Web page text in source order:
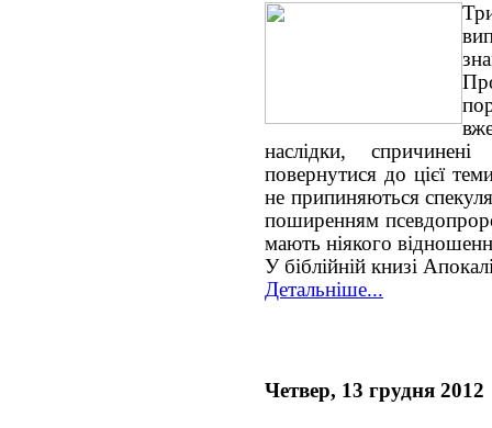
наслідки,
повернутися до цієї
не припиняються
поширенням
мають ніякого
У біблійній книзі
Детальніше...
Четвер, 13 грудня 2012